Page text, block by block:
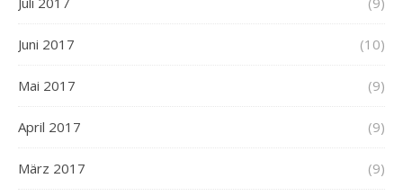
Juni 2017 (10)
Mai 2017 (9)
April 2017 (9)
März 2017 (9)